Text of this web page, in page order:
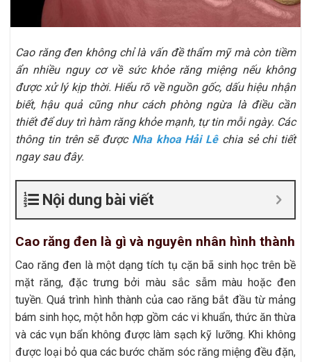
Cao răng đen không chỉ là vấn đề thẩm mỹ mà còn tiềm
ẩn nhiều nguy cơ về sức khỏe răng miệng nếu không
được xử lý kịp thời. Hiểu rõ về nguồn gốc, dấu hiệu nhận
biết, hậu quả cũng như cách phòng ngừa là điều cần
thiết để duy trì hàm răng khỏe mạnh, tự tin mỗi ngày. Các
thông tin trên sẽ được Nha khoa Hải Lêchia sẻ chi tiết
ngay sau đây.
Nội dung bài viết
Cao răng đen là gì và nguyên nhân hình thành
Cao răng đen là một dạng tích tụ cặn bã sinh học trên bề
mặt răng, đặc trưng bởi màu sắc sẫm màu hoặc đen
tuyền. Quá trình hình thành của cao răng bắt đầu từ mảng
bám sinh học, một hỗn hợp gồm các vi khuẩn, thức ăn thừa
và các vụn bẩn không được làm sạch kỹ lưỡng. Khi không
được loại bỏ qua các bước chăm sóc răng miệng đều đặn,